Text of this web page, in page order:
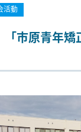
活動
「市原青年